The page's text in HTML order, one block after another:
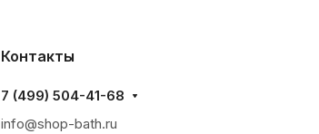
Контакты
7 (499) 504-41-68
info@shop-bath.ru